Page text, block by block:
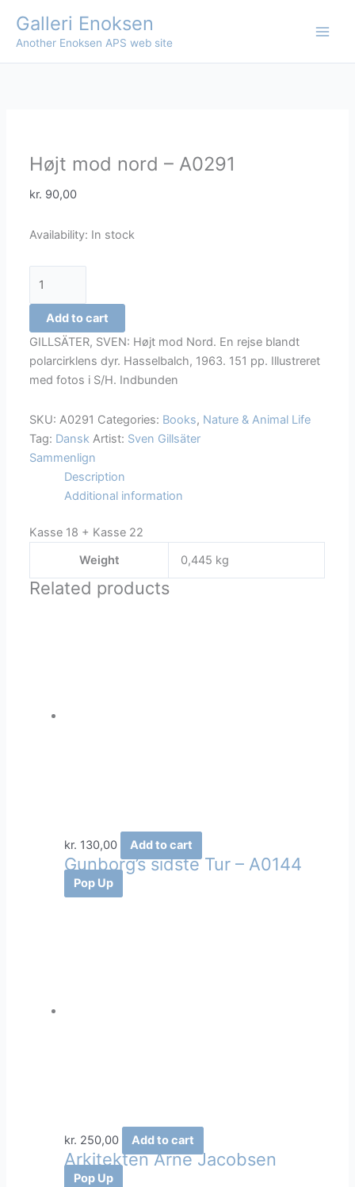
content
Galleri Enoksen
Another Enoksen APS web site
Højt mod nord – A0291
kr. 90,00
Availability: In stock
mod
nord
-
A0291
quantity
Add to cart
GILLSÄTER, SVEN: Højt mod Nord. En rejse blandt
polarcirklens dyr. Hasselbalch, 1963. 151 pp. Illustreret
med fotos i S/H. Indbunden
SKU:A0291 Categories: Books, Nature & Animal Life
Tag: Dansk Artist: Sven Gillsäter
Sammenlign
Description
Additional information
Kasse 18 + Kasse 22
Weight
0,445 kg
Related products
kr. 130,00 Add to cart
Gunborg’s sidste Tur – A0144
Pop Up
kr. 250,00 Add to cart
Arkitekten Arne Jacobsen
Pop Up